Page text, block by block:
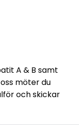
A & B samt
möter du
och skickar